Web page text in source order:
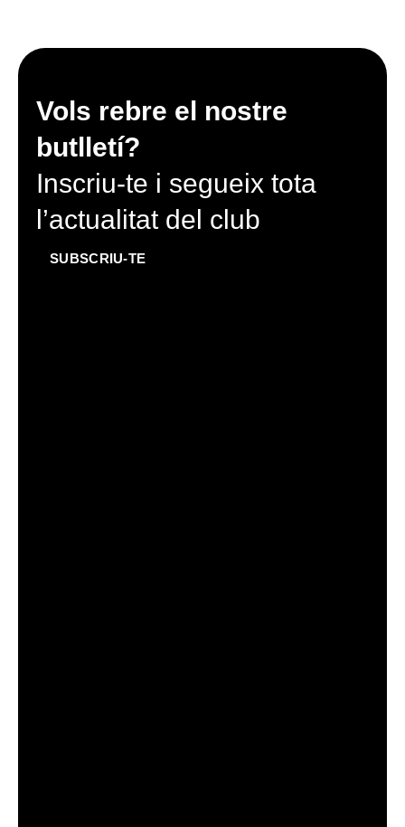
Vols rebre el nostre
butlletí?
Inscriu-te i segueix tota
l’actualitat del club
SUBSCRIU-TE